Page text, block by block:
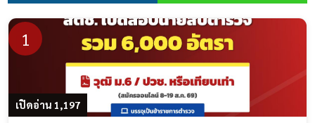
เปิดอ่าน 1,197
1